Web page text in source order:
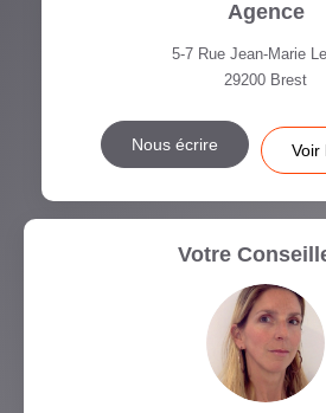
Agence
5-7 Rue Jean-Marie
29200 Brest
Nous écrire Voir
Votre